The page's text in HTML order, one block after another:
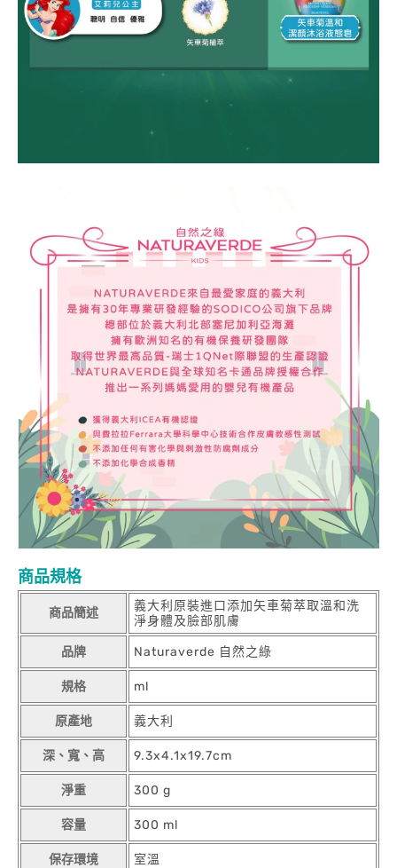
商品規格
商品簡述
義大利原裝進口添加矢車菊萃取溫和洗
淨身體及臉部肌膚
品牌 Naturaverde 自然之綠
規格 ml
原產地 義大利
深、寬、高 9.3x4.1x19.7cm
淨重 300 g
容量 300 ml
保存環境 室溫